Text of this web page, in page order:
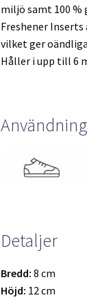
miljö samt 100 %
Freshener
vilket ger
Håller i upp till 6
Detaljer
Bredd: 8 cm
Höjd: 12 cm